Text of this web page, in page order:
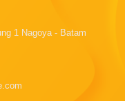
1 Nagoya - Batam